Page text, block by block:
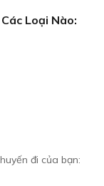
Các Loại Nào:
đi của bạn: